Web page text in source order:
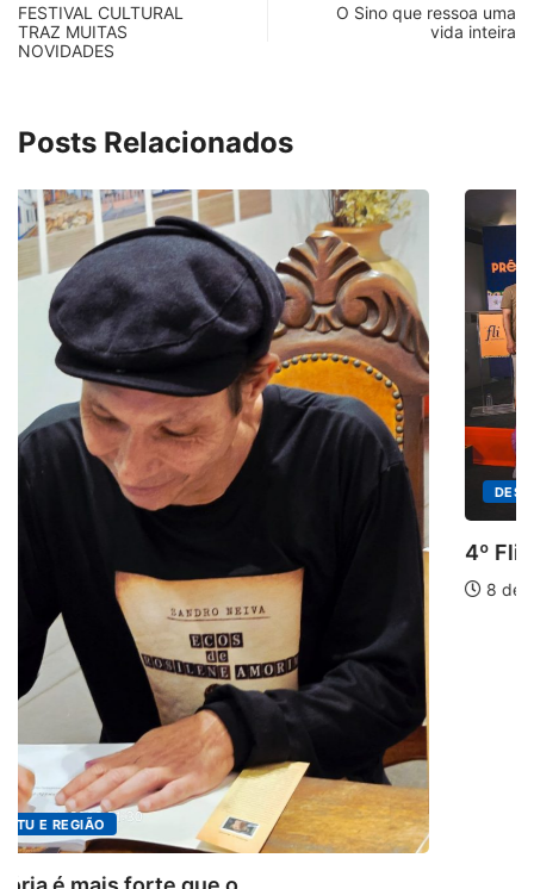
FESTIVAL CULTURAL
TRAZ MUITAS
NOVIDADES
O Sino que ressoa uma
vida inteira
Posts Relacionados
DESTAQUES
4º Fliparacatu tem inscrições abertas para
8 de agosto de 2026